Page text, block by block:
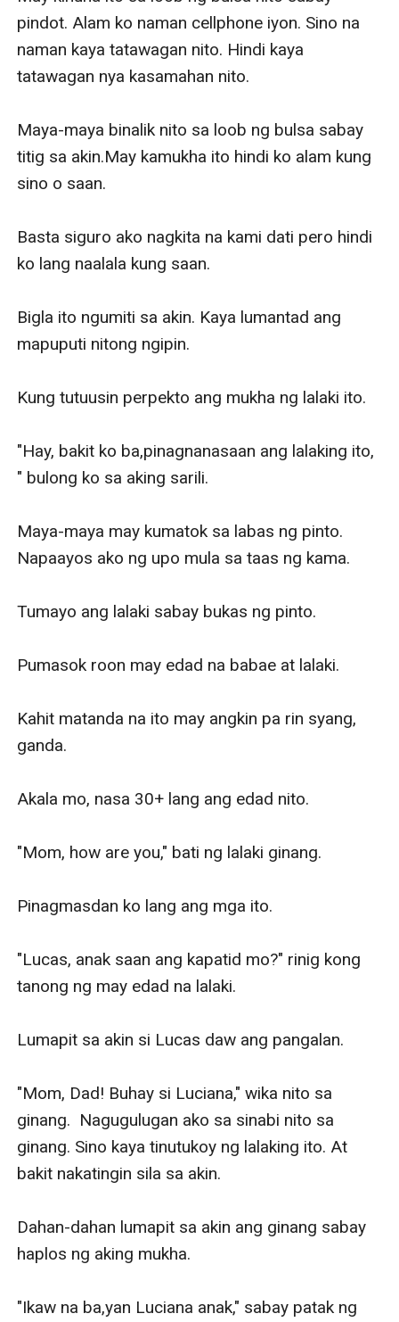
pindot. Alam ko naman cellphone iyon. Sino na
naman kaya tatawagan nito. Hindi kaya
tatawagan nya kasamahan nito.
Maya-maya binalik nito sa loob ng bulsa sabay
titig sa akin.May kamukha ito hindi ko alam kung
sino o saan.
Basta siguro ako nagkita na kami dati pero hindi
ko lang naalala kung saan.
Bigla ito ngumiti sa akin. Kaya lumantad ang
mapuputi nitong ngipin.
Kung tutuusin perpekto ang mukha ng lalaki ito.
"Hay, bakit ko ba,pinagnanasaan ang lalaking ito,
" bulong ko sa aking sarili.
Maya-maya may kumatok sa labas ng pinto.
Napaayos ako ng upo mula sa taas ng kama.
Tumayo ang lalaki sabay bukas ng pinto.
Pumasok roon may edad na babae at lalaki.
Kahit matanda na ito may angkin pa rin syang,
ganda.
Akala mo, nasa 30+ lang ang edad nito.
"Mom, how are you," bati ng lalaki ginang.
Pinagmasdan ko lang ang mga ito.
"Lucas, anak saan ang kapatid mo?" rinig kong
tanong ng may edad na lalaki.
Lumapit sa akin si Lucas daw ang pangalan.
"Mom, Dad! Buhay si Luciana," wika nito sa
ginang.  Nagugulugan ako sa sinabi nito sa
ginang. Sino kaya tinutukoy ng lalaking ito. At
bakit nakatingin sila sa akin.
Dahan-dahan lumapit sa akin ang ginang sabay
haplos ng aking mukha.
"Ikaw na ba,yan Luciana anak," sabay patak ng